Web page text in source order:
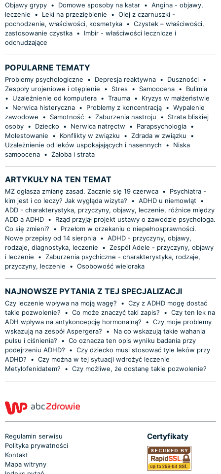
Objawy grypy • Domowe sposoby na katar • Angina - objawy,
leczenie
• Leki na przeziębienie • Olej z czarnuszki -
pochodzenie, właściwości, kosmetyka • Czystek – właściwości,
zastosowanie czystka •
Imbir - właściwości lecznicze i
odchudzające
POPULARNE TEMATY
Problemy psychologiczne • Depresja reaktywna • Duszności •
Zespoły urojeniowe i otępienie
• Stres • Samoocena •
Bulimia
•
Uzależnienie od komputera • Trauma •
Kryzys w małżeństwie
•
Nerwica histeryczna • Problemy z koncentracją • Wypalenie
zawodowe
• Samotność • Zaburzenia nastroju •
Strata bliskiej
osoby • Dziecko • Nerwica natręctw • Parapsychologia •
Molestowanie
• Konflikty w związku • Zdrada w związku
•
Uzależnienie od leków uspokajających i nasennych
•
Niska
samoocena • Żałoba i strata
ARTYKUŁY NA TEN TEMAT
MZ ogłasza zmianę zasad. Zacznie się 19 czerwca •
Psychiatra -
kim jest i co leczy? Jak wygląda wizyta?
• ADHD u niemowląt
•
ADD - charakterystyka, przyczyny, objawy, leczenie, różnice między
ADD a ADHD •
Rząd przyjął projekt ustawy o zawodzie psychologa.
Co się zmieni?
•
Przełom w orzekaniu o niepełnosprawności.
Nowe przepisy od 14 sierpnia • ADHD - przyczyny, objawy,
rodzaje, diagnostyka, leczenie
• Zespól Adele - przyczyny, objawy
i leczenie
• Zaburzenia psychiczne - charakterystyka, rodzaje,
przyczyny, leczenie
• Osobowość wieloraka
NAJNOWSZE PYTANIA Z TEJ SPECJALIZACJI
Czy leczenie wpływa na moją wagę? • Czy z ADHD mogę dostać
takie pozwolenie?
• Co może znaczyć taki zapis? • Czy ten lek na
ADH wpływa na antykoncepcję hormonalną?
• Czy moje problemy
wskazują na zespół Aspergera?
•
Na co wskazują takie wahania
pulsu i ciśnienia?
• Co oznacza ten opis wyniku badania przy
podejrzeniu ADHD?
• Czy dziecko musi stosować tyle leków przy
ADHD?
• Czy można w tej sytuacji wdrożyć leczenie
Metylofenidatem?
• Czy możliwe, że dostanę takie pozwolenie?
Regulamin serwisu
Polityka prywatności
Kontakt
Mapa witryny
Certyfikaty